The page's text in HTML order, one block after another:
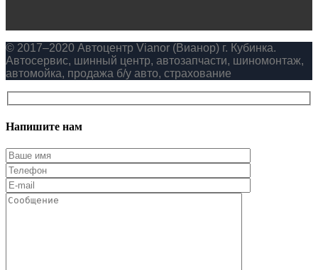
© 2017–2020 Автоцентр Vianor (Вианор) г. Кубинка.
Автосервис, шинный центр, автозапчасти, шиномонтаж,
автомойка, продажа б/у авто, страхование
Напишите нам